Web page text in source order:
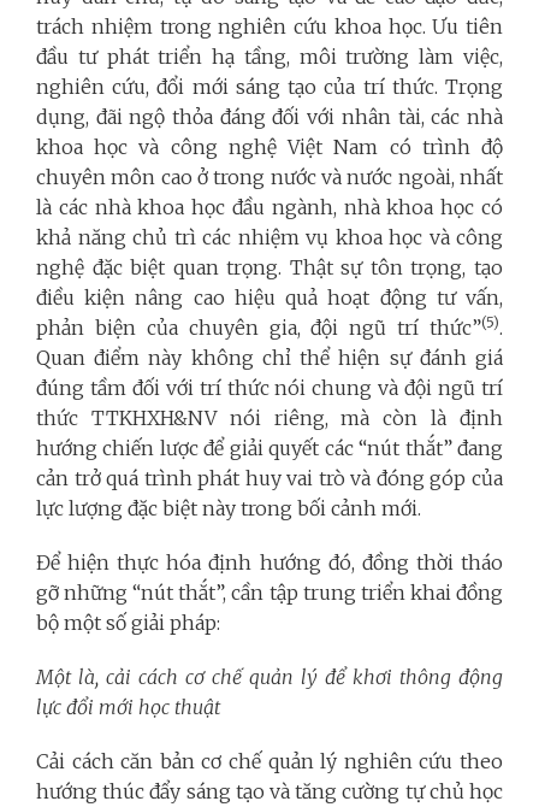
trách nhiệm trong nghiên cứu khoa học. Ưu tiên
đầu tư phát triển hạ tầng, môi trường làm việc,
nghiên cứu, đổi mới sáng tạo của trí thức. Trọng
dụng, đãi ngộ thỏa đáng đối với nhân tài, các nhà
khoa học và công nghệ Việt Nam có trình độ
chuyên môn cao ở trong nước và nước ngoài, nhất
là các nhà khoa học đầu ngành, nhà khoa học có
khả năng chủ trì các nhiệm vụ khoa học và công
nghệ đặc biệt quan trọng. Thật sự tôn trọng, tạo
điều kiện nâng cao hiệu quả hoạt động tư vấn,
phản biện của chuyên gia, đội ngũ trí thức”(5).
Quan điểm này không chỉ thể hiện sự đánh giá
đúng tầm đối với trí thức nói chung và đội ngũ trí
thức TTKHXH&NV nói riêng, mà còn là định
hướng chiến lược để giải quyết các “nút thắt” đang
cản trở quá trình phát huy vai trò và đóng góp của
lực lượng đặc biệt này trong bối cảnh mới.
Để hiện thực hóa định hướng đó, đồng thời tháo
gỡ những “nút thắt”, cần tập trung triển khai đồng
bộ một số giải pháp:
Một là, cải cách cơ chế quản lý để khơi thông động
lực đổi mới học thuật
Cải cách căn bản cơ chế quản lý nghiên cứu theo
hướng thúc đẩy sáng tạo và tăng cường tự chủ học